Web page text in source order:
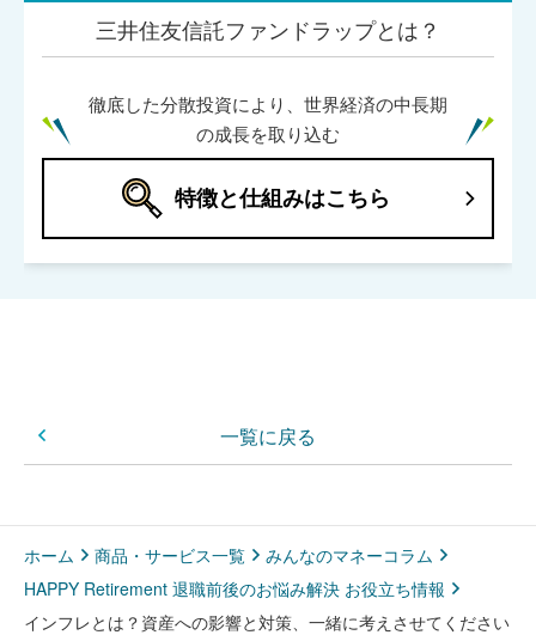
三井住友信託ファンドラップとは？
徹底した分散投資により、世界経済の中長期
の成長を取り込む
特徴と仕組みはこちら
一覧に戻る
ホーム 商品・サービス一覧
みんなのマネーコラム
HAPPY Retirement 退職前後のお悩み解決 お役立ち情報
インフレとは？資産への影響と対策、一緒に考えさせてください